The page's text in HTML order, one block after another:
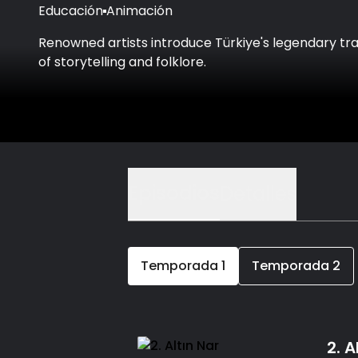
EducaciónAnimación
Renowned artists introduce Türkiye's legendary
of storytelling and folklore.
Temporada 1 Temporada 2
2.